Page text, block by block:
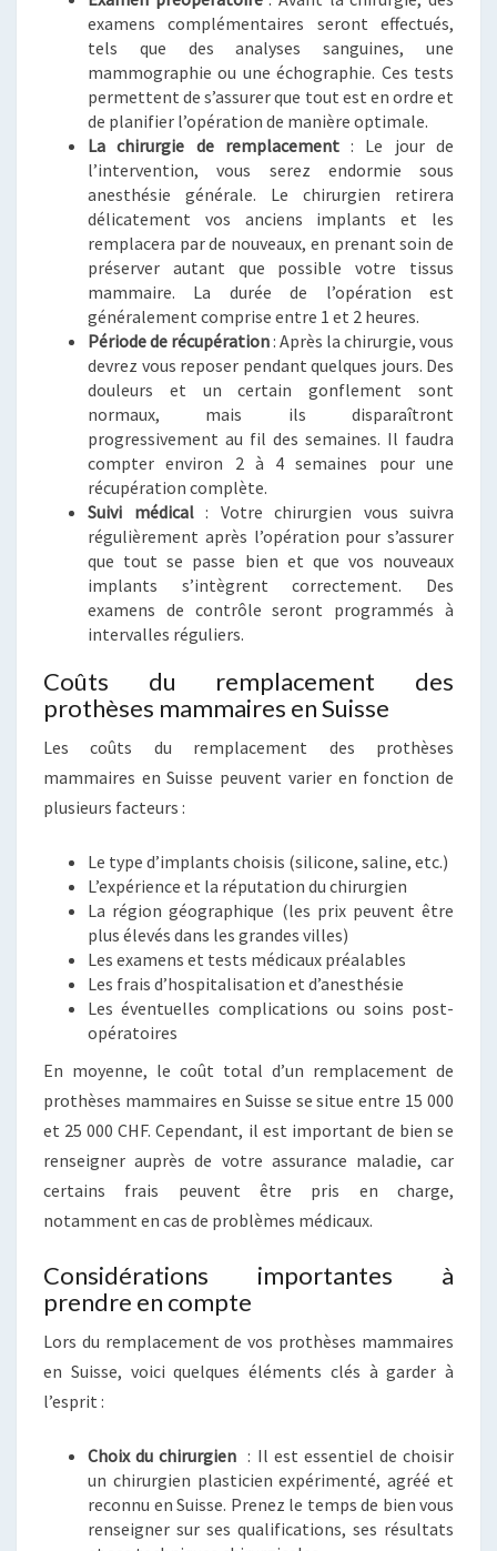
examens complémentaires seront effectués,
tels que des analyses sanguines, une
mammographie ou une échographie. Ces tests
permettent de s’assurer que tout est en ordre et
de planifier l’opération de manière optimale.
La chirurgie de remplacement: Le jour de
l’intervention, vous serez endormie sous
anesthésie générale. Le chirurgien retirera
délicatement vos anciens implants et les
remplacera par de nouveaux, en prenant soin de
préserver autant que possible votre tissus
mammaire. La durée de l’opération est
généralement comprise entre 1 et 2 heures.
Période de récupération: Après la chirurgie, vous
devrez vous reposer pendant quelques jours. Des
douleurs et un certain gonflement sont
normaux, mais ils disparaîtront
progressivement au fil des semaines. Il faudra
compter environ 2 à 4 semaines pour une
récupération complète.
Suivi médical: Votre chirurgien vous suivra
régulièrement après l’opération pour s’assurer
que tout se passe bien et que vos nouveaux
implants s’intègrent correctement. Des
examens de contrôle seront programmés à
intervalles réguliers.
Coûts du remplacement des
prothèses mammaires en Suisse
Les coûts du remplacement des prothèses
mammaires en Suisse peuvent varier en fonction de
plusieurs facteurs :
Le type d’implants choisis (silicone, saline, etc.)
L’expérience et la réputation du chirurgien
La région géographique (les prix peuvent être
plus élevés dans les grandes villes)
Les examens et tests médicaux préalables
Les frais d’hospitalisation et d’anesthésie
Les éventuelles complications ou soins post-
opératoires
En moyenne, le coût total d’un remplacement de
prothèses mammaires en Suisse se situe entre 15 000
et 25 000 CHF. Cependant, il est important de bien se
renseigner auprès de votre assurance maladie, car
certains frais peuvent être pris en charge,
notamment en cas de problèmes médicaux.
Considérations importantes à
prendre en compte
Lors du remplacement de vos prothèses mammaires
en Suisse, voici quelques éléments clés à garder à
l’esprit :
Choix du chirurgien : Il est essentiel de choisir
un chirurgien plasticien expérimenté, agréé et
reconnu en Suisse. Prenez le temps de bien vous
renseigner sur ses qualifications, ses résultats